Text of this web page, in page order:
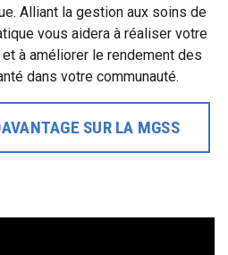
Alliant la gestion aux soins de
vous aidera à réaliser votre
à améliorer le rendement des
dans votre communauté.
SUR LA MGSS